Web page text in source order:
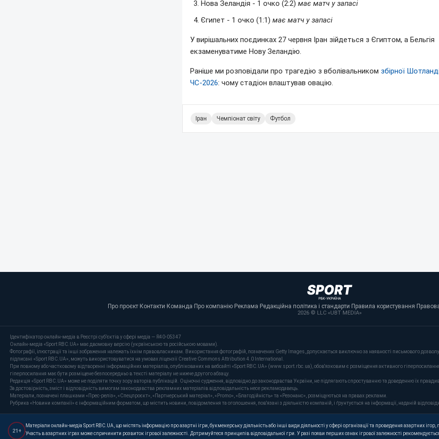
Нова Зеландія - 1 очко (2:2) має матч у запасі
Єгипет - 1 очко (1:1) має матч у запасі
У вирішальних поєдинках 27 червня Іран зійдеться з Єгиптом, а Бельгія
екзаменуватиме Нову Зеландію.
Раніше ми розповідали про трагедію з вболівальником збірної
ЧС-2026: чому стадіон влаштував овацію.
Іран Чемпіонат світу Футбол
Про проєкт· Контакти· Команда· Про компанію· Реклама· Редакційна політика і стандарти· Правила користування·
2026 © LLC «UBT MEDIA»
Ідентифікатор онлайн-медіа в Реєстрі суб’єктів у сфері медіа — R40-05347
Онлайн-медіа «Sport RBC.UA» має двомовну версію (українською та російською мовами).
Фотографії, ілюстрації та інші зображення належать їхнім правовласникам. Використання фотографій, позначених Getty Images, допускається виключно за наявності письмового
підписані «Sport RBC.UA», можуть використовуватися на умовах ліцензії Creative Commons Attribution 4.0 International.
При повному або частковому відтворенні інформаційних матеріалів, опублікованих на вебсайті «Sport RBC.UA» (www.sport.rbc.ua), обов'язковим є розміщення активного
гіперпосилання має бути розміщене безпосередньо в тексті матеріалу не нижче другого абзацу.
Редакція «Sport RBC.UA» може не поділяти точку зору авторів публікацій. Оціночні судження, відповідно до законодавства України, не підлягають спростуванню та доведенню їх
За достовірність, зміст і відповідність вимогам законодавства рекламних матеріалів відповідальність несе рекламодавець.
Матеріали, позначені плашками «Прес-реліз», «Спецпроєкт», «Партнерський матеріал», «Promo», «Благодійність» та «Резонанс», розміщуються на правах реклами.
Рубрика «Новини компанії» є інформаційним форматом, що містить новини, повідомлення та оголошення, пов'язані з діяльністю компаній, і ґрунтується на інформації, наданій
21+
Матеріали онлайн-медіа Sport RBC.UA, що містять інформацію про азартні ігри, букмекерську діяльність або інші види діяльності у сфері організації та проведення азартних
Участь в азартних іграх може спричинити розвиток ігрової залежності. Дотримуйтеся принципів відповідальної гри. У разі появи перших ознак ігрової залежності